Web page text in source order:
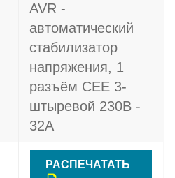
AVR -
автоматический
стабилизатор
напряжения, 1
разъём CEE 3-
штыревой 230В -
32A
РАСПЕЧАТАТЬ